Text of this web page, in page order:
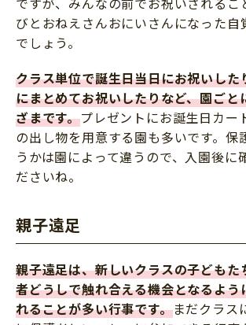
びとおねえさんおにいさんになった自
でしょう。
クラス単位で誕生日当日にお祝いした
にまとめてお祝いしたりなど、園ごと
ざまです。プレゼントにお誕生日カー
の出し物を用意する園も多いです。保
うかは園によって違うので、入園後に
ださいね。
親子遠足
親子遠足は、新しいクラスの子どもた
者どうしで触れ合える機会となるよう
れることが多い行事です。まだクラス